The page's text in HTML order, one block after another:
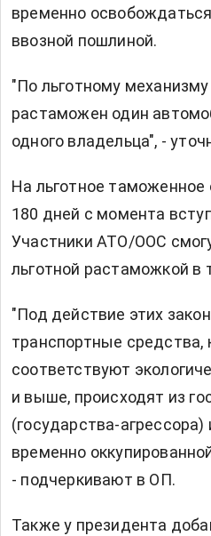
временно
ввозной пошлиной.
"По льготному
растаможен один
одного владельца", -
На льготное
180 дней с момента
Участники АТО/ООС
льготной растаможкой в
"Под действие этих
транспортные средства,
соответствуют
и выше, происходят из
(государства-
временно
- подчеркивают в ОП.
Также у президента